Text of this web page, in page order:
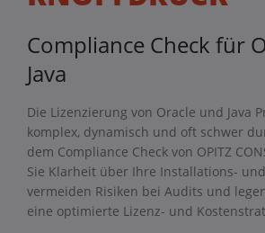
Compliance Check für
Java
Die Lizenzierung von Oracle und Java
komplex, dynamisch und oft schwer
dem Compliance Check von OPITZ
Sie Klarheit über Ihre Installations-
vermeiden Risiken bei Audits und
eine optimierte Lizenz- und